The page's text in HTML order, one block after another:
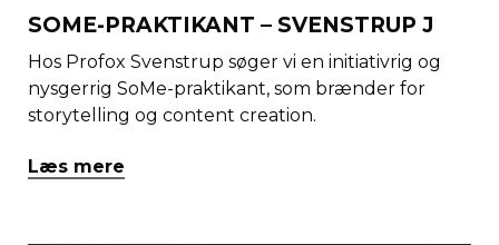
SOME-PRAKTIKANT – SVENSTRUP J
Hos Profox Svenstrup søger vi en initiativrig og
nysgerrig SoMe-praktikant, som brænder for
storytelling og content creation.
Læs mere